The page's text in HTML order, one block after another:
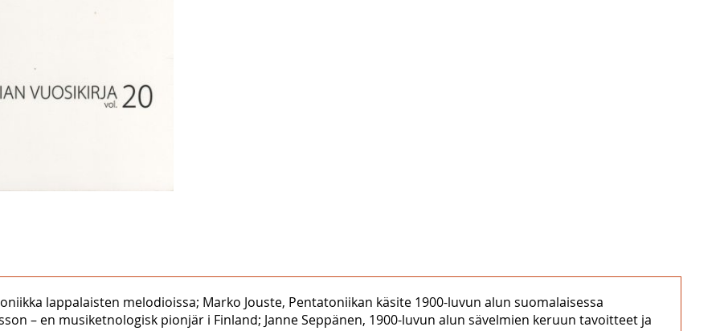
lappalaisten melodioissa; Marko Jouste, Pentatoniikan käsite 1900-luvun alun suomalaisessa
– en musiketnologisk pionjär i Finland; Janne Seppänen, 1900-luvun alun sävelmien keruun tavoitteet ja